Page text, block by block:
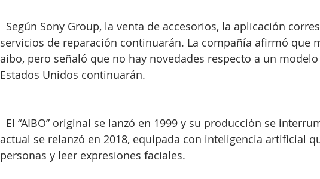
servicios de reparación continuarán. La compañía afirmó que
aibo, pero señaló que no hay novedades respecto a un
Estados Unidos continuarán.
actual se relanzó en 2018, equipada con inteligencia artificial
personas y leer expresiones faciales.